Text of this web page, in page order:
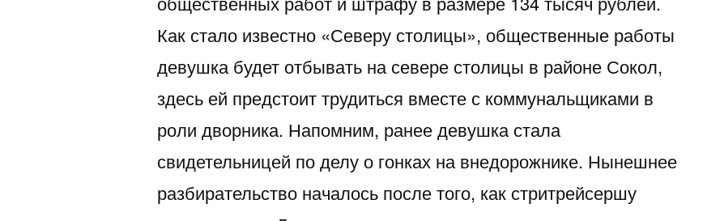
Как стало известно «Северу столицы», общественные работы
девушка будет отбывать на севере столицы в районе Сокол,
здесь ей предстоит трудиться вместе с коммунальщиками в
роли дворника. Напомним, ранее девушка стала
свидетельницей по делу о гонках на внедорожнике. Нынешнее
разбирательство началось после того, как стритрейсершу